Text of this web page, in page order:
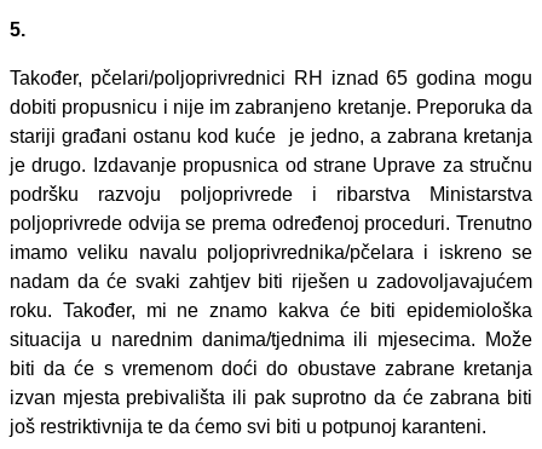
5.
Također, pčelari/poljoprivrednici RH iznad 65 godina mogu
dobiti propusnicu i nije im zabranjeno kretanje. Preporuka da
stariji građani ostanu kod kuće je jedno, a zabrana kretanja
je drugo. Izdavanje propusnica od strane Uprave za stručnu
podršku razvoju poljoprivrede i ribarstva Ministarstva
poljoprivrede odvija se prema određenoj proceduri. Trenutno
imamo veliku navalu poljoprivrednika/pčelara i iskreno se
nadam da će svaki zahtjev biti riješen u zadovoljavajućem
roku. Također, mi ne znamo kakva će biti epidemiološka
situacija u narednim danima/tjednima ili mjesecima. Može
biti da će s vremenom doći do obustave zabrane kretanja
izvan mjesta prebivališta ili pak suprotno da će zabrana biti
još restriktivnija te da ćemo svi biti u potpunoj karanteni.